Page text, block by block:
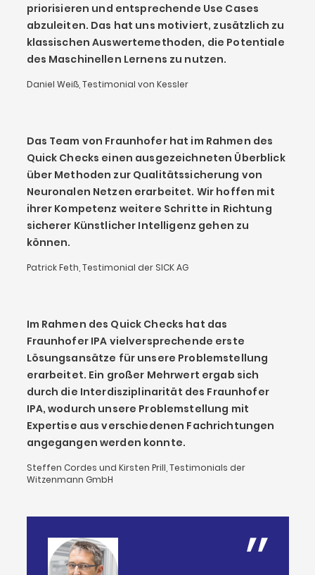
priorisieren und entsprechende Use Cases
abzuleiten. Das hat uns motiviert, zusätzlich zu
klassischen Auswertemethoden, die Potentiale
des Maschinellen Lernens zu nutzen.
Daniel Weiß, Testimonial von Kessler
Das Team von Fraunhofer hat im Rahmen des
Quick Checks einen ausgezeichneten Überblick
über Methoden zur Qualitätssicherung von
Neuronalen Netzen erarbeitet. Wir hoffen mit
ihrer Kompetenz weitere Schritte in Richtung
sicherer Künstlicher Intelligenz gehen zu
können.
Patrick Feth, Testimonial der SICK AG
Im Rahmen des Quick Checks hat das
Fraunhofer IPA vielversprechende erste
Lösungsansätze für unsere Problemstellung
erarbeitet. Ein großer Mehrwert ergab sich
durch die Interdisziplinarität des Fraunhofer
IPA, wodurch unsere Problemstellung mit
Expertise aus verschiedenen Fachrichtungen
angegangen werden konnte.
Steffen Cordes und Kirsten Prill, Testimonials der
Witzenmann GmbH